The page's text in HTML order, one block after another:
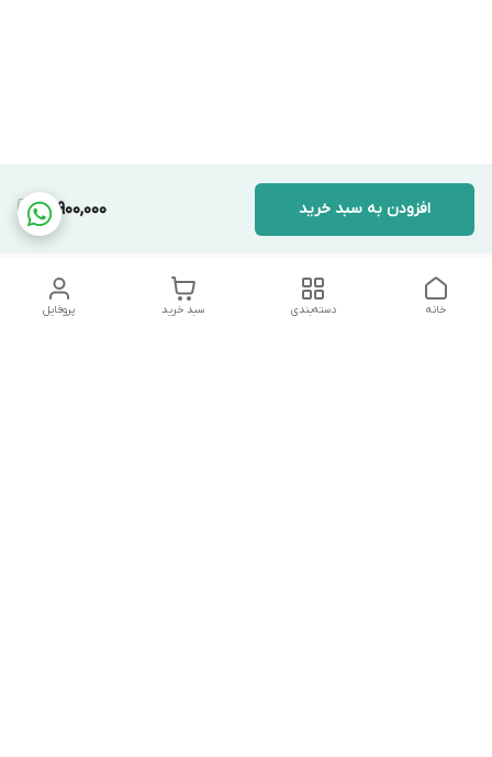
18,900,000 افزودن به سبد خرید
پروفایل سبد خرید دسته‌بندی خانه